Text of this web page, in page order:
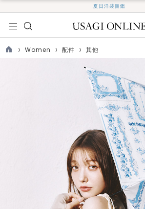
夏日洋裝圖鑑
Women 配件 其他